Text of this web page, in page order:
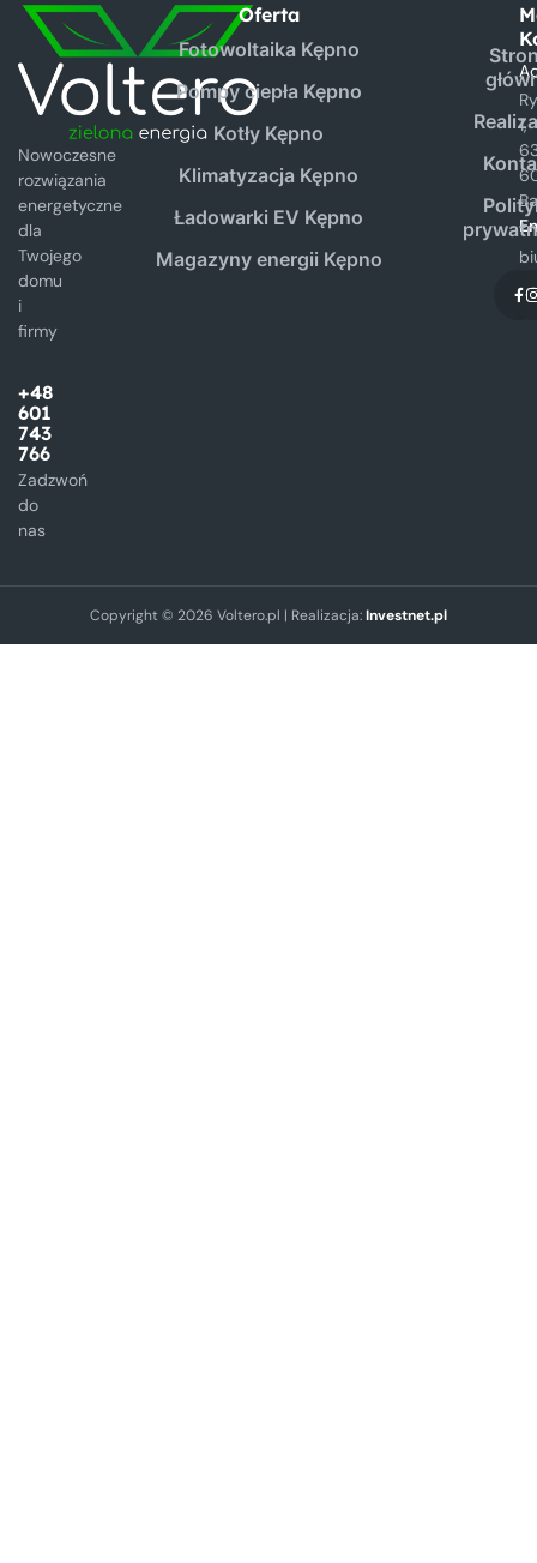
Nowoczesne
rozwiązania
energetyczne
dla
Twojego
domu
i
firmy
+48
601
743
766
Zadzwoń
do
nas
Oferta
Fotowoltaika Kępno
Pompy ciepła Kępno
Kotły Kępno
Klimatyzacja Kępno
Ładowarki EV Kępno
Magazyny energii Kępno
1,
Copyright © 2026 Voltero.pl | Realizacja:Investnet.pl